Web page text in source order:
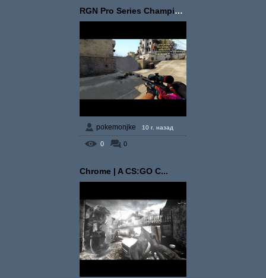
RGN Pro Series Champion...
pokemonjke 10 г. назад
0 0
Chrome | A CS:GO C...